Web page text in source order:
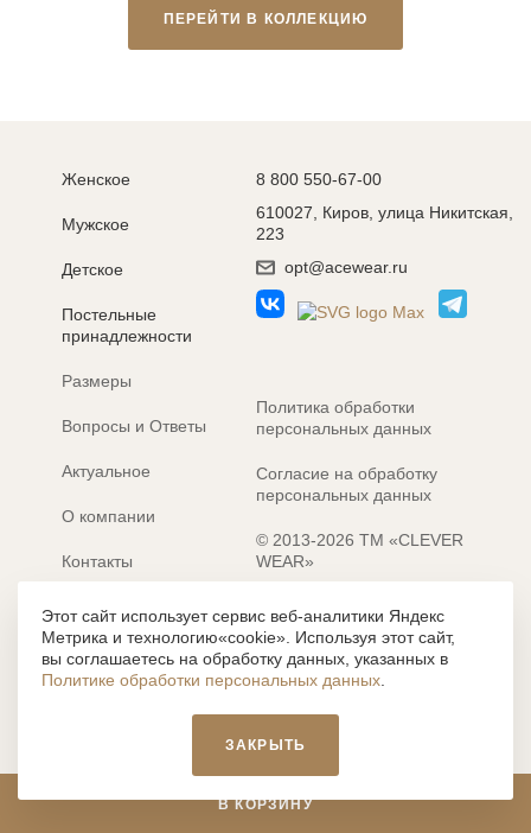
В КОРЗИНУ
ПЕРЕЙТИ В КОЛЛЕКЦИЮ
Женское
Мужское
Детское
Постельные
принадлежности
Размеры
Вопросы и Ответы
Актуальное
О компании
Контакты
Электронные каталоги
8 800 550-67-00
610027, Киров, улица Никитская,
223
opt@acewear.ru
Политика обработки
персональных данных
Согласие на обработку
персональных данных
© 2013-2026 ТМ «CLEVER
WEAR»
Разработка сайта: MACHAON
Все содержание, представленное или отраженное на сайте
https://clever-style.ru, включая, но не ограничиваясь, текстом,
графикой, фотографиями, иллюстрациями и т.д., являются
объектами авторского права, использование которых, без
письменного разрешения администрации и без активной
влечет наложение ответственности с действующим
законодательством РФ.
Этот сайт использует сервис веб-аналитики Яндекс
Метрика и технологию«cookie». Используя этот сайт,
вы соглашаетесь на обработку данных, указанных в
Политике обработки персональных данных
ЗАКРЫТЬ